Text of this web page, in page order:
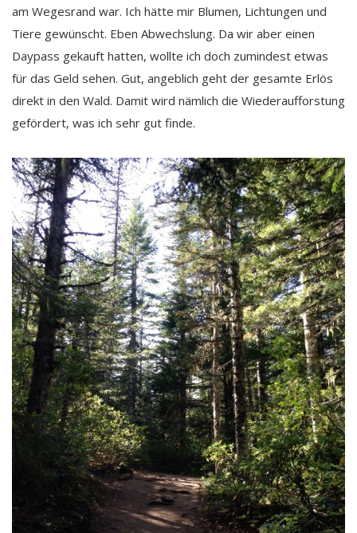
am Wegesrand war. Ich hätte mir Blumen, Lichtungen und
Tiere gewünscht. Eben Abwechslung. Da wir aber einen
Daypass gekauft hatten, wollte ich doch zumindest etwas
für das Geld sehen. Gut, angeblich geht der gesamte Erlös
direkt in den Wald. Damit wird nämlich die Wiederaufforstung
gefördert, was ich sehr gut finde.